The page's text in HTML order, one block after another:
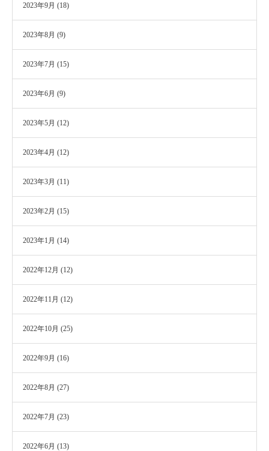
2023年9月 (18)
2023年8月 (9)
2023年7月 (15)
2023年6月 (9)
2023年5月 (12)
2023年4月 (12)
2023年3月 (11)
2023年2月 (15)
2023年1月 (14)
2022年12月 (12)
2022年11月 (12)
2022年10月 (25)
2022年9月 (16)
2022年8月 (27)
2022年7月 (23)
2022年6月 (13)